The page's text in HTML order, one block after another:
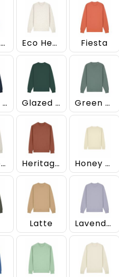
Earthy Red Eco Heather Fiesta
French Navy Glazed Green Green Bay
Heather Haze Heritage Brown Honey Paper
Latte Lavender